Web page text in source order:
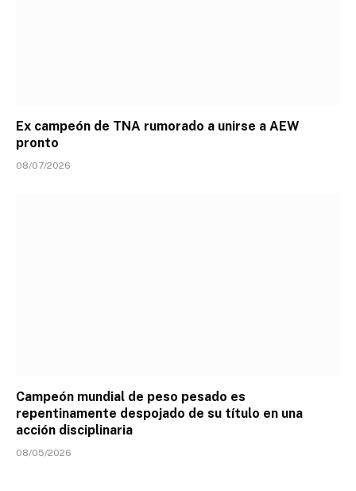
Ex campeón de TNA rumorado a unirse a AEW
pronto
08/07/2026
Campeón mundial de peso pesado es
repentinamente despojado de su título en una
acción disciplinaria
08/05/2026